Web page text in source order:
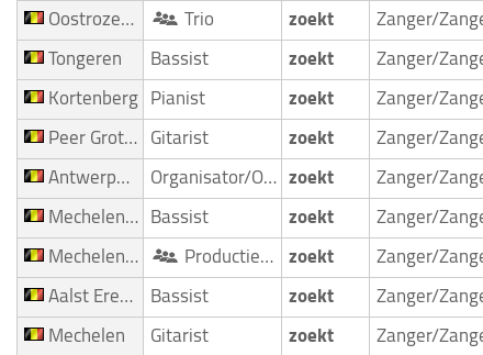
Oostrozebeke Trio zoekt
Tongeren Bassist zoekt
Kortenberg Pianist zoekt
Peer Grote Brogel Gitarist zoekt
Antwerpen Borgerhout Organisator/Optreedmogelijkheid zoekt
Mechelen Muizen Bassist zoekt
Mechelen Muizen Productieteam zoekt
Aalst Erembodegem Bassist zoekt
Mechelen Gitarist zoekt